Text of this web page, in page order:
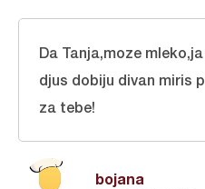
bojana
Da Tanja,moze
djus dobiju divan miris
za tebe!